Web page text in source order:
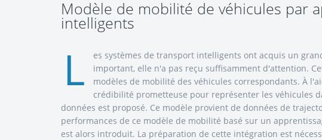
Modèle de mobilité de véhicules par
intelligents
L
es systèmes de transport intelligents ont acquis un
important, elle n'a pas reçu suffisamment d'attention.
modèles de mobilité des véhicules correspondants. À
crédibilité prometteuse pour représenter les véhicules
données est proposé. Ce modèle provient de données de
performances de ce modèle de mobilité basé sur un
est alors introduit. La préparation de cette intégration est